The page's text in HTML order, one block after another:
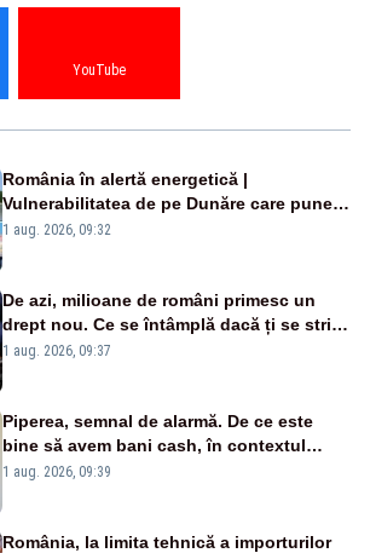
YouTube
România în alertă energetică |
Vulnerabilitatea de pe Dunăre care pune
în pericol Centrala Cernavodă era
1 aug. 2026, 09:32
De azi, milioane de români primesc un
drept nou. Ce se întâmplă dacă ți se strică
un produs
1 aug. 2026, 09:37
Piperea, semnal de alarmă. De ce este
bine să avem bani cash, în contextul
alertei energetice?
1 aug. 2026, 09:39
România, la limita tehnică a importurilor